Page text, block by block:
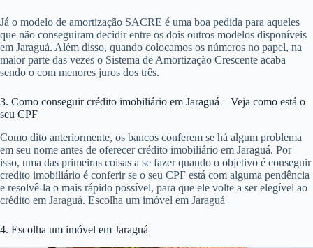
Já o modelo de amortização SACRE é uma boa pedida para aqueles
que não conseguiram decidir entre os dois outros modelos disponíveis
em Jaraguá. Além disso, quando colocamos os números no papel, na
maior parte das vezes o Sistema de Amortização Crescente acaba
sendo o com menores juros dos três.
3. Como conseguir crédito imobiliário em Jaraguá – Veja como está o
seu CPF
Como dito anteriormente, os bancos conferem se há algum problema
em seu nome antes de oferecer crédito imobiliário em Jaraguá. Por
isso, uma das primeiras coisas a se fazer quando o objetivo é conseguir
credito imobiliário é conferir se o seu CPF está com alguma pendência
e resolvê-la o mais rápido possível, para que ele volte a ser elegível ao
crédito em Jaraguá. Escolha um imóvel em Jaraguá
4. Escolha um imóvel em Jaraguá